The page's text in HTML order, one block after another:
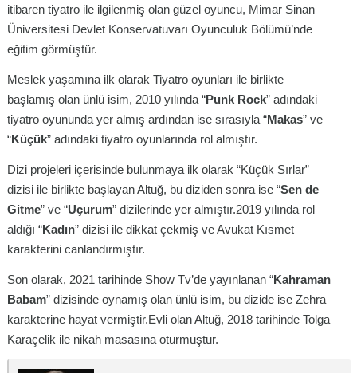
itibaren tiyatro ile ilgilenmiş olan güzel oyuncu, Mimar Sinan
Üniversitesi Devlet Konservatuvarı Oyunculuk Bölümü’nde
eğitim görmüştür.
Meslek yaşamına ilk olarak Tiyatro oyunları ile birlikte
başlamış olan ünlü isim, 2010 yılında “Punk Rock” adındaki
tiyatro oyununda yer almış ardından ise sırasıyla “Makas” ve
“Küçük” adındaki tiyatro oyunlarında rol almıştır.
Dizi projeleri içerisinde bulunmaya ilk olarak “Küçük Sırlar”
dizisi ile birlikte başlayan Altuğ, bu diziden sonra ise “Sen de
Gitme” ve “Uçurum” dizilerinde yer almıştır.2019 yılında rol
aldığı “Kadın” dizisi ile dikkat çekmiş ve Avukat Kısmet
karakterini canlandırmıştır.
Son olarak, 2021 tarihinde Show Tv’de yayınlanan “Kahraman
Babam” dizisinde oynamış olan ünlü isim, bu dizide ise Zehra
karakterine hayat vermiştir.Evli olan Altuğ, 2018 tarihinde Tolga
Karaçelik ile nikah masasına oturmuştur.